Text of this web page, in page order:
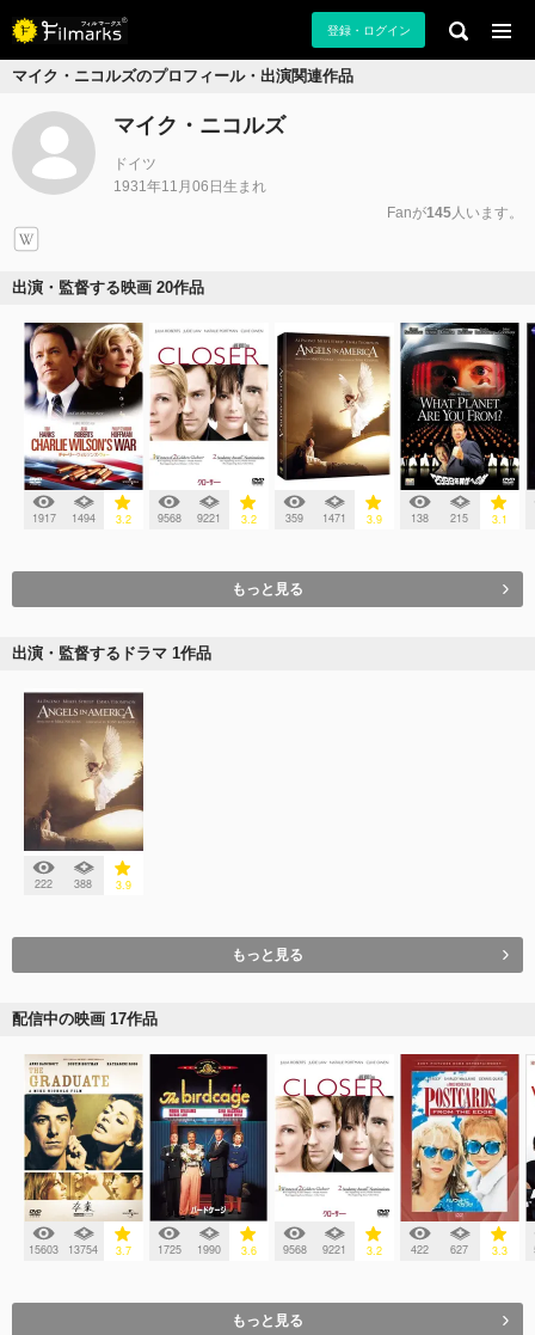
登録・ログイン
マイク・ニコルズのプロフィール・出演関連作品
マイク・ニコルズ
ドイツ
1931年11月06日生まれ
Fanが145人います。
出演・監督する映画 20作品
1917 1494 3.2 9568 9221 3.2 359 1471 3.9 138 215 3.1
もっと見る
出演・監督するドラマ 1作品
222 388 3.9
もっと見る
配信中の映画 17作品
15603 13754 3.7 1725 1990 3.6 9568 9221 3.2 422 627 3.3
もっと見る